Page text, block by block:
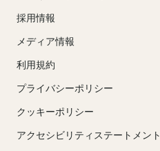
採用情報
メディア情報
利用規約
プライバシーポリシー
クッキーポリシー
アクセシビリティステートメント